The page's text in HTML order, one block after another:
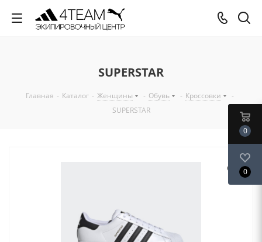
SUPERSTAR
Главная - Каталог - Женщины - Обувь - Кроссовки
-
SUPERSTAR
0
0